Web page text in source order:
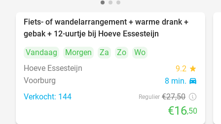
40%
Fiets- of wandelarrangement + warme drank +
gebak + 12-uurtje bij Hoeve Essesteijn
Vandaag
Morgen Za Zo
Wo
Hoeve Essesteijn
9.2 star
Voorburg 8 min. directions_car
Verkocht: 144 Regulier €27,50
€16,50